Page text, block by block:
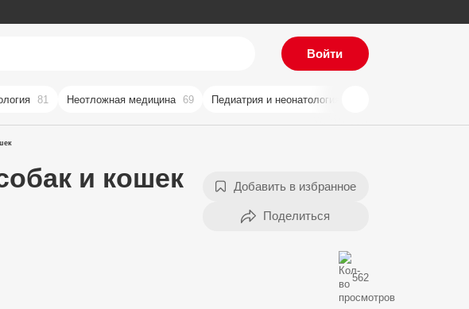
Войти
81 Неотложная медицина 69 Педиатрия и неонатология
и кошек Добавить в избранное
562